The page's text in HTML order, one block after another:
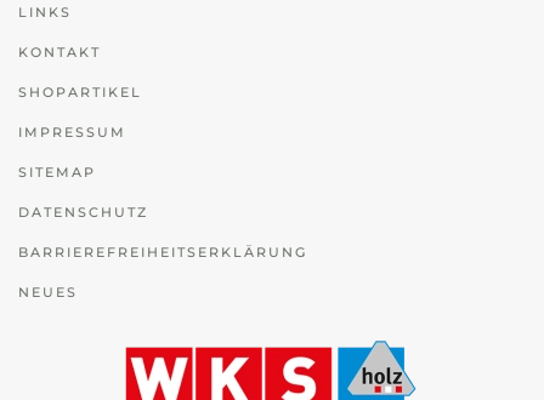
LINKS
KONTAKT
SHOPARTIKEL
IMPRESSUM
SITEMAP
DATENSCHUTZ
BARRIEREFREIHEITSERKLÄRUNG
NEUES